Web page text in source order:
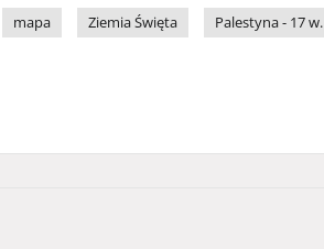
mapa
Ziemia Święta Palestyna - 17 w.